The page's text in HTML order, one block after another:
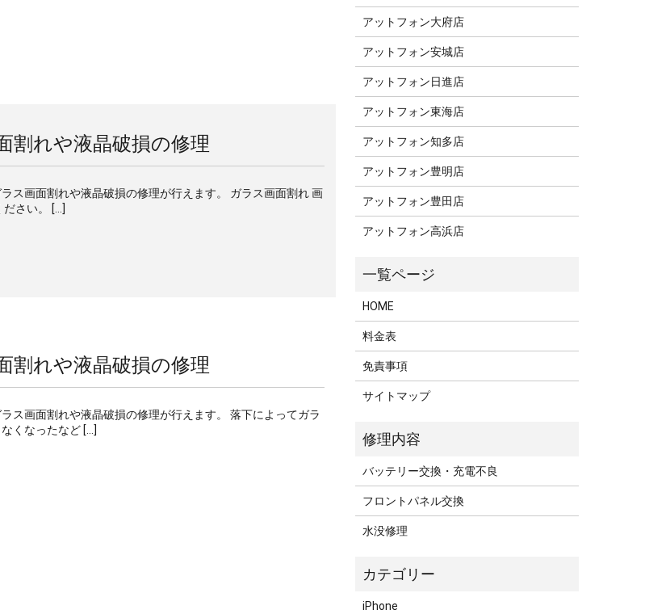
割れや液晶破損の修理
ス画面割れや液晶破損の修理が行えます。 ガラス画面割れ 画
さい。 […]
割れや液晶破損の修理
ス画面割れや液晶破損の修理が行えます。 落下によってガラ
くなったなど […]
アットフォン大府店
アットフォン安城店
アットフォン日進店
アットフォン東海店
アットフォン知多店
アットフォン豊明店
アットフォン豊田店
アットフォン高浜店
HOME
料金表
免責事項
サイトマップ
バッテリー交換・充電不良
フロントパネル交換
水没修理
iPhone